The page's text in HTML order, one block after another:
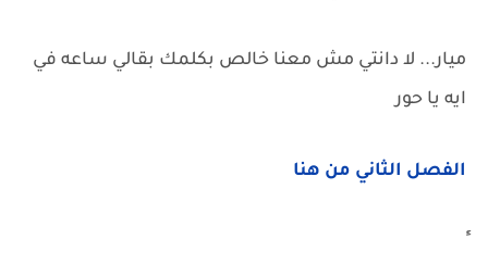
ميار... لا دانتي مش معنا خالص بكلمك بقالي ساعه في
ايه يا حور
الفصل الثاني من هنا